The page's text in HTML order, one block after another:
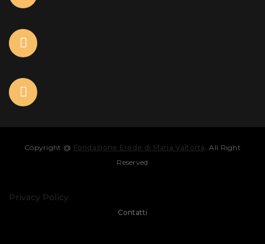
Copyright @ Fondazione Erede di Maria Valtorta . All Right
Reserved
Privacy Policy
Contatti